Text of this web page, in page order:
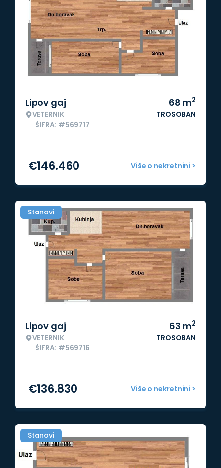
Lipov gaj
VETERNIK
ŠIFRA: #569717
68 m2
TROSOBAN
Više o nekretnini >
€146.460
Stanovi
Lipov gaj
VETERNIK
ŠIFRA: #569716
63 m2
TROSOBAN
Više o nekretnini >
€136.830
Stanovi